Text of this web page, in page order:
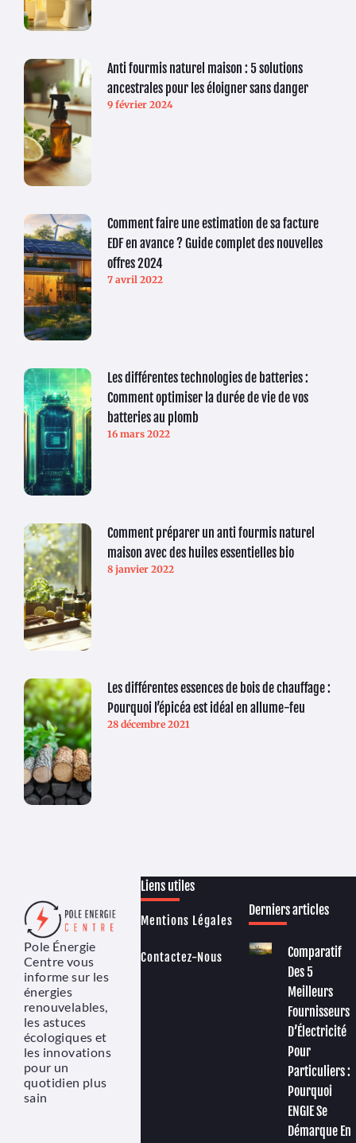
Anti fourmis naturel maison : 5 solutions
ancestrales pour les éloigner sans danger
9 février 2024
Comment faire une estimation de sa facture
EDF en avance ? Guide complet des nouvelles
offres 2024
7 avril 2022
Les différentes technologies de batteries :
Comment optimiser la durée de vie de vos
batteries au plomb
16 mars 2022
Comment préparer un anti fourmis naturel
maison avec des huiles essentielles bio
8 janvier 2022
Les différentes essences de bois de chauffage :
Pourquoi l’épicéa est idéal en allume-feu
28 décembre 2021
Pole Énergie
Centre vous
informe sur les
énergies
renouvelables,
les astuces
écologiques et
les innovations
pour un
quotidien plus
sain
Liens utiles
Mentions Légales
Contactez-Nous
Derniers articles
Comparatif
Des 5
Meilleurs
Fournisseurs
D’Électricité
Pour
Particuliers :
Pourquoi
ENGIE Se
Démarque En